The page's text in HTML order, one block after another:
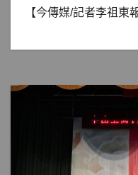
【今傳媒/記者李祖東